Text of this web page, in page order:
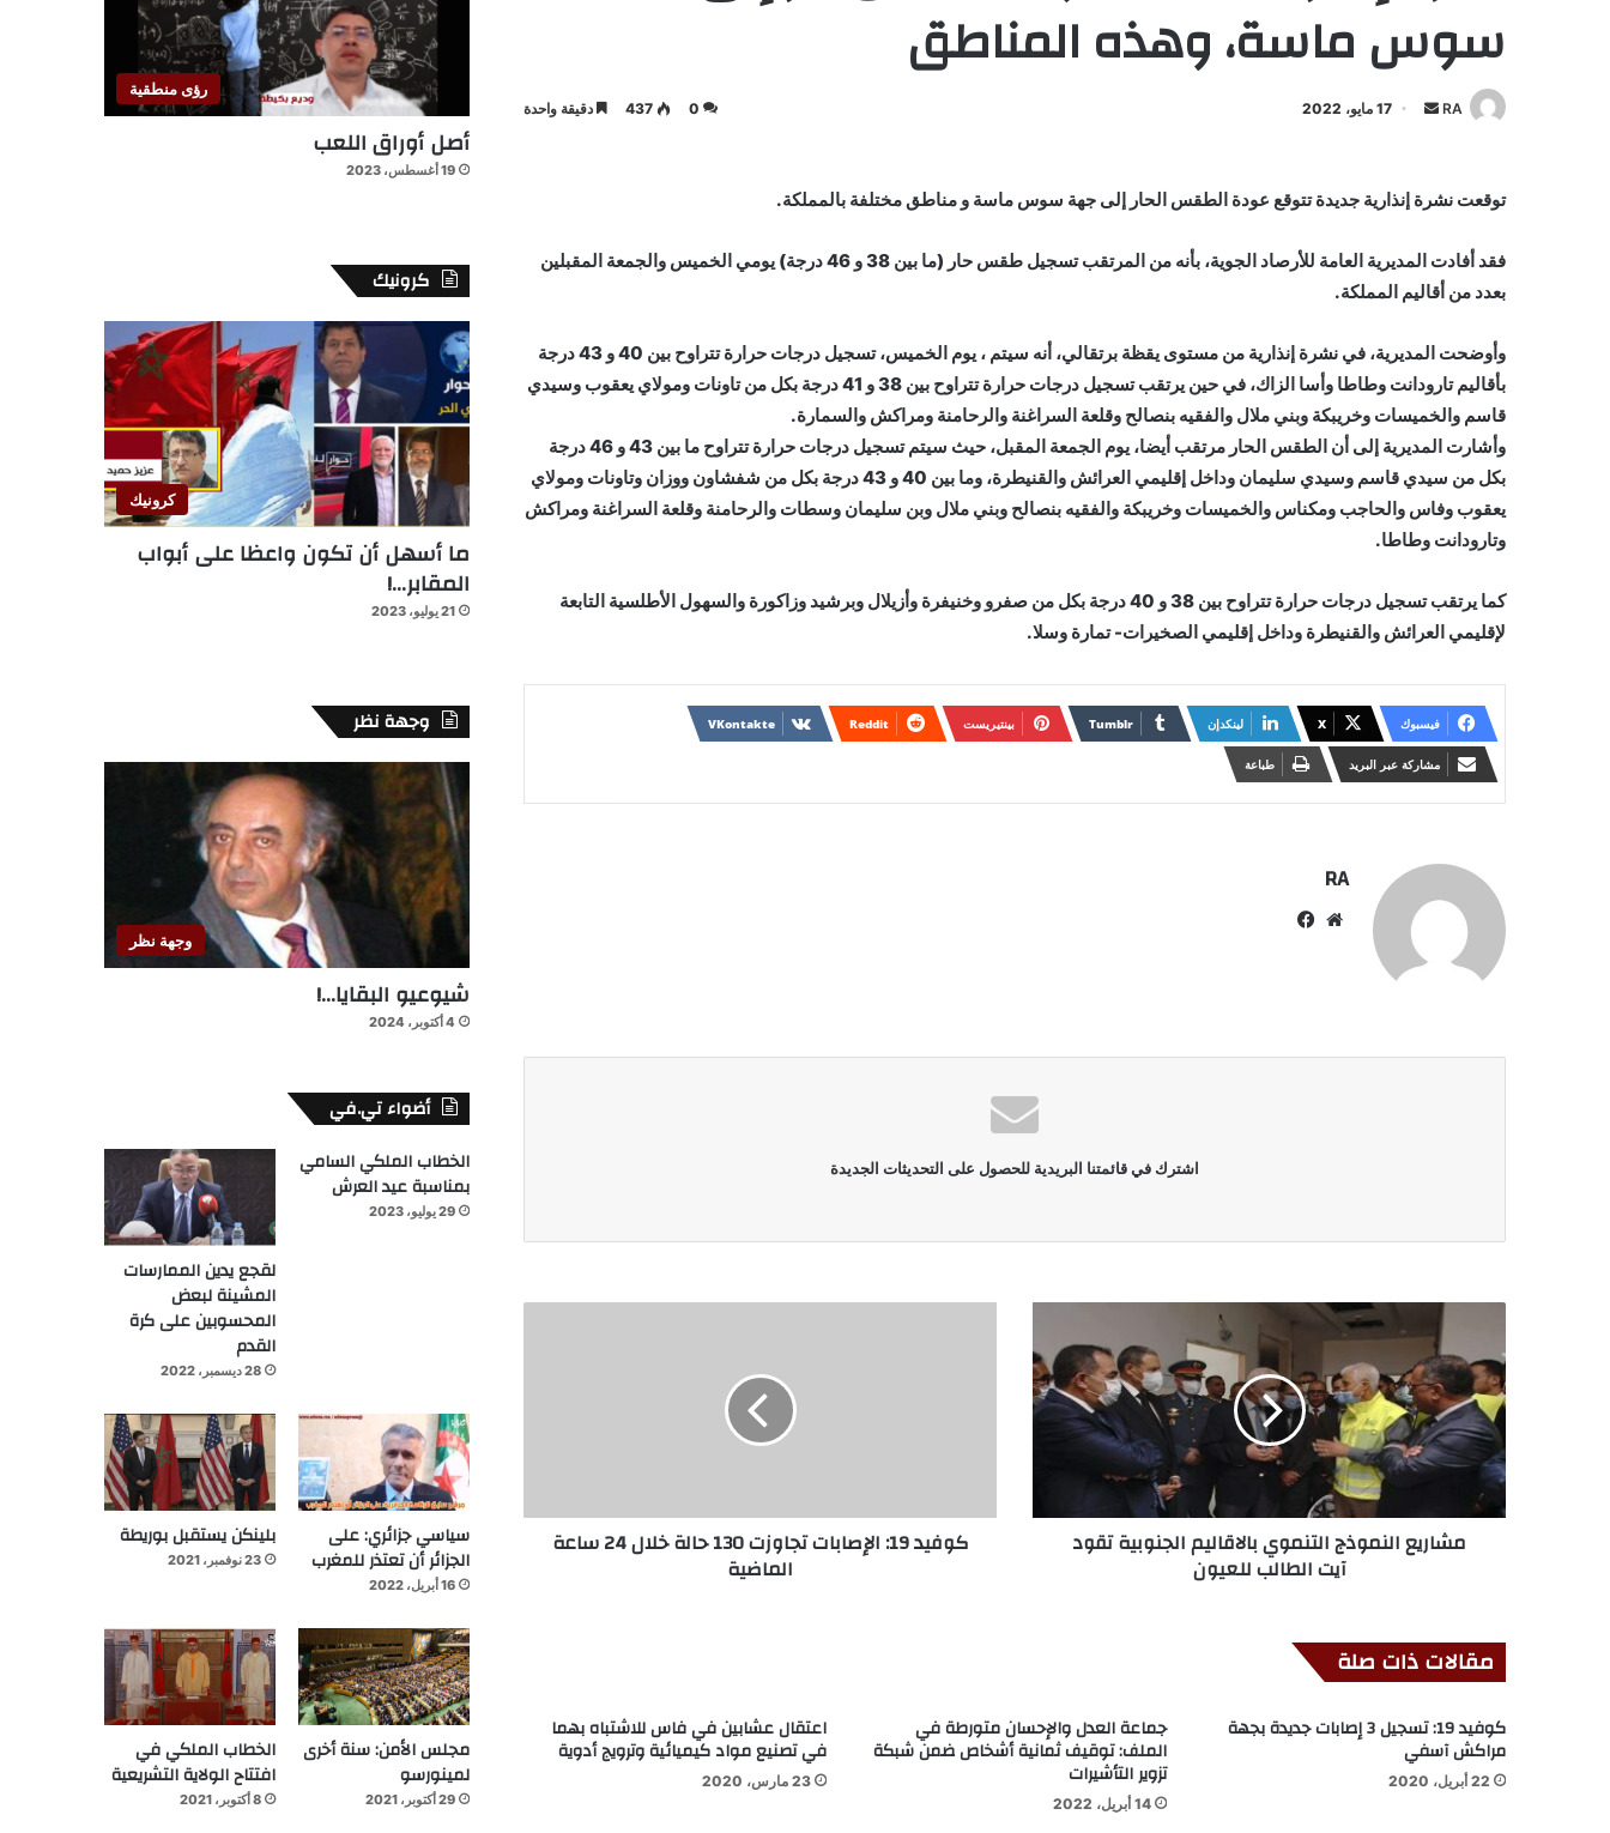
سوس ماسة، وهذه المناطق
RA
أرسل 17 مايو، 2022 0
437 دقيقة واحدة
توقعت نشرة إنذارية جديدة تتوقع عودة الطقس الحار إلى جهة سوس ماسة و مناطق مختلفة بالمملكة.
فقد أفادت المديرية العامة للأرصاد الجوية، بأنه من المرتقب تسجيل طقس حار (ما بين 38 و 46 درجة) يومي الخميس والجمعة المقبلين
بعدد من أقاليم المملكة.
وأوضحت المديرية، في نشرة إنذارية من مستوى يقظة برتقالي، أنه سيتم ، يوم الخميس، تسجيل درجات حرارة تتراوح بين 40 و 43 درجة
بأقاليم تارودانت وطاطا وأسا الزاك، في حين يرتقب تسجيل درجات حرارة تتراوح بين 38 و 41 درجة بكل من تاونات ومولاي يعقوب وسيدي
قاسم والخميسات وخريبكة وبني ملال والفقيه بنصالح وقلعة السراغنة والرحامنة ومراكش والسمارة.
وأشارت المديرية إلى أن الطقس الحار مرتقب أيضا، يوم الجمعة المقبل، حيث سيتم تسجيل درجات حرارة تتراوح ما بين 43 و 46 درجة
بكل من سيدي قاسم وسيدي سليمان وداخل إقليمي العرائش والقنيطرة، وما بين 40 و 43 درجة بكل من شفشاون ووزان وتاونات ومولاي
يعقوب وفاس والحاجب ومكناس والخميسات وخريبكة والفقيه بنصالح وبني ملال وبن سليمان وسطات والرحامنة وقلعة السراغنة ومراكش
وتارودانت وطاطا.
كما يرتقب تسجيل درجات حرارة تتراوح بين 38 و 40 درجة بكل من صفرو وخنيفرة وأزيلال وبرشيد وزاكورة والسهول الأطلسية التابعة
لإقليمي العرائش والقنيطرة وداخل إقليمي الصخيرات- تمارة وسلا.
فيسبوك X لينكدإن بينتيريست
مشاركة عبر البريد طباعة
RA
موقع
اشترك في قائمتنا البريدية للحصول على التحديثات الجديدة
مشاريع النموذج التنموي بالاقاليم الجنوبية تقود
آيت الطالب للعيون
كوفيد 19: الإصابات تجاوزت 130 حالة خلال 24 ساعة
الماضية
مقالات ذات صلة
كوفيد 19: تسجيل 3 إصابات جديدة بجهة
مراكش آسفي
22 أبريل، 2020
جماعة العدل والإحسان متورطة في
الملف: توقيف ثمانية أشخاص ضمن شبكة
تزوير التأشيرات
14 أبريل، 2022
اعتقال عشابين في فاس للاشتباه بهما
في تصنيع مواد كيميائية وترويج أدوية
23 مارس، 2020
رؤى منطقية
أصل أوراق اللعب
19 أغسطس، 2023
كرونيك
كرونيك
ما أسهل أن تكون واعظا على أبواب
المقابر…!
21 يوليو، 2023
وجهة نظر
وجهة نظر
شيوعيو البقايا…!
4 أكتوبر، 2024
أضواء تي.في
الخطاب الملكي السامي
بمناسبة عيد العرش
29 يوليو، 2023
لقجع يدين الممارسات
المشينة لبعض
المحسوبين على كرة
القدم
28 ديسمبر، 2022
سياسي جزائري: على
الجزائر أن تعتذر للمغرب
16 أبريل، 2022
بلينكن يستقبل بوريطة
23 نوفمبر، 2021
مجلس الأمن: سنة أخرى
لمينورسو
29 أكتوبر، 2021
الخطاب الملكي في
افتتاح الولاية التشريعية
8 أكتوبر، 2021